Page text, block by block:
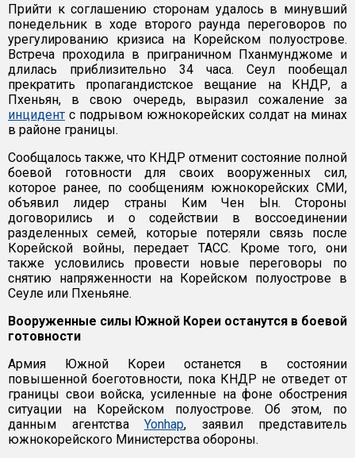
Прийти к соглашению сторонам удалось в минувший
понедельник в ходе второго раунда переговоров по
урегулированию кризиса на Корейском полуострове.
Встреча проходила в приграничном Пханмунджоме и
длилась приблизительно 34 часа. Сеул пообещал
прекратить пропагандистское вещание на КНДР, а
Пхеньян, в свою очередь, выразил сожаление за
инцидент с подрывом южнокорейских солдат на минах
в районе границы.
Сообщалось также, что КНДР отменит состояние полной
боевой готовности для своих вооруженных сил,
которое ранее, по сообщениям южнокорейских СМИ,
объявил лидер страны Ким Чен Ын. Стороны
договорились и о содействии в воссоединении
разделенных семей, которые потеряли связь после
Корейской войны, передает ТАСС. Кроме того, они
также условились провести новые переговоры по
снятию напряженности на Корейском полуострове в
Сеуле или Пхеньяне.
Вооруженные силы Южной Кореи останутся в боевой
готовности
Армия Южной Кореи останется в состоянии
повышенной боеготовности, пока КНДР не отведет от
границы свои войска, усиленные на фоне обострения
ситуации на Корейском полуострове. Об этом, по
данным агентства Yonhap, заявил представитель
южнокорейского Министерства обороны.